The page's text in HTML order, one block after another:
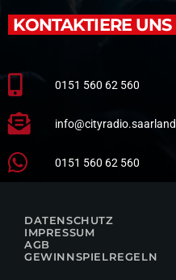
KONTAKTIERE UNS
0151 560 62 560
info@cityradio.saarland
0151 560 62 560
DATENSCHUTZ
IMPRESSUM
AGB
GEWINNSPIELREGELN